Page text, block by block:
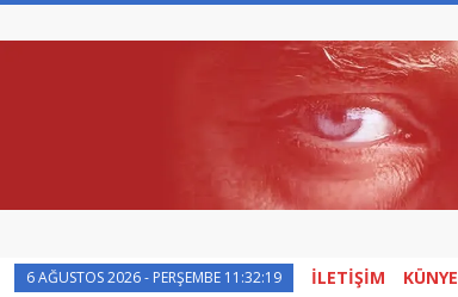
6 AĞUSTOS 2026 - PERŞEMBE 11:32:19 İLETİŞİM KÜNYE